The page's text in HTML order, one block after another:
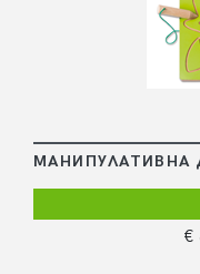
МАНИПУЛАТИВНА
€